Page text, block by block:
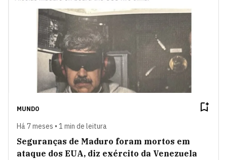
MUNDO
Há 7 meses • 1 min de leitura
Seguranças de Maduro foram mortos em
ataque dos EUA, diz exército da Venezuela